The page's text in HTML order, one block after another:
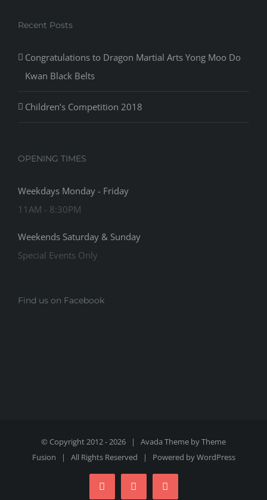
Recent Posts
Congratulations to Dragon Martial Arts Yong Moo Do
Kwan Black Belts
Children’s Competition 2018
OPENING TIMES
Weekdays Monday - Friday
11AM - 8:30PM
Weekends Saturday & Sunday
Special Events Only
Find us on Facebook
© Copyright 2012 -2026 | Avada Theme byTheme
Fusion | All Rights Reserved | Powered byWordPress
Facebook
X Instagram